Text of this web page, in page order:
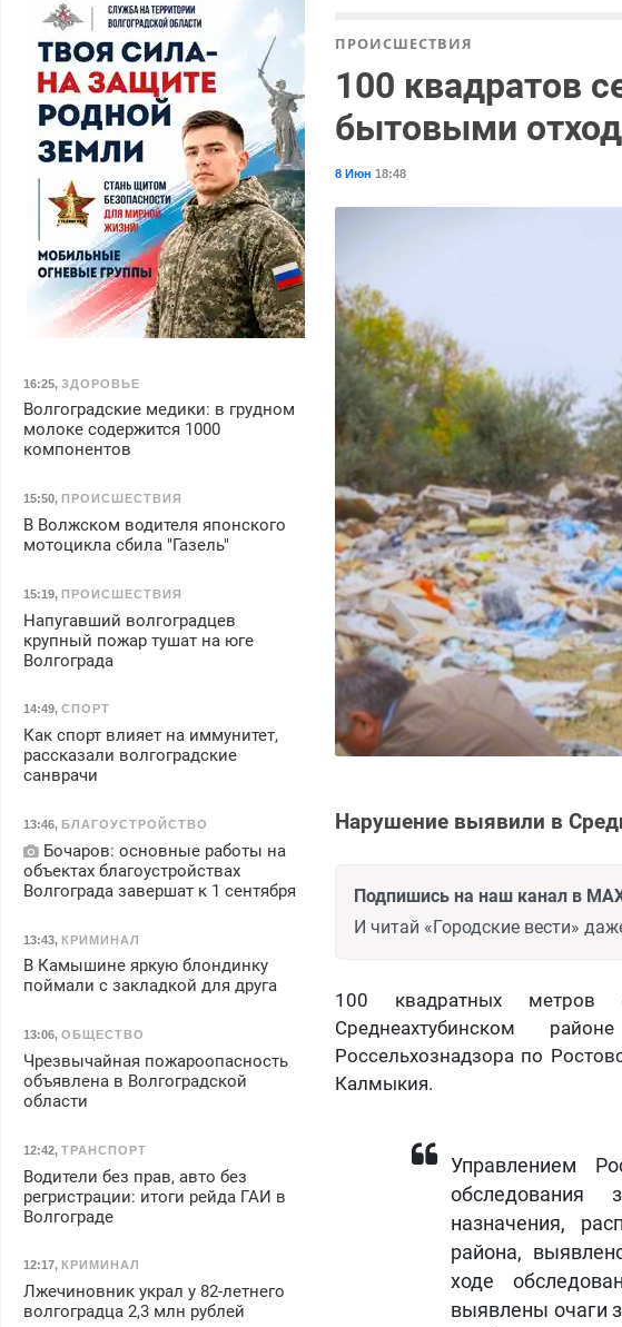
ПРОИСШЕСТВИЯ
100 квадратов
бытовыми
8 Июн 18:48
Нарушение выявили в
Подпишись на наш канал в
И читай «Городские вести»
100 квадратных метров
Среднеахтубинском
Россельхознадзора по
Калмыкия.
Управлением
обследования
назначения,
района,
ходе
выявлены очаги
16:25, ЗДОРОВЬЕ
Волгоградские медики: в грудном
молоке содержится 1000
компонентов
15:50, ПРОИСШЕСТВИЯ
В Волжском водителя японского
мотоцикла сбила "Газель"
15:19, ПРОИСШЕСТВИЯ
Напугавший волгоградцев
крупный пожар тушат на юге
Волгограда
14:49, СПОРТ
Как спорт влияет на иммунитет,
рассказали волгоградские
санврачи
13:46, БЛАГОУСТРОЙСТВО
Бочаров: основные работы на
объектах благоустройствах
Волгограда завершат к 1 сентября
13:43, КРИМИНАЛ
В Камышине яркую блондинку
поймали с закладкой для друга
13:06, ОБЩЕСТВО
Чрезвычайная пожароопасность
объявлена в Волгоградской
области
12:42, ТРАНСПОРТ
Водители без прав, авто без
регристрации: итоги рейда ГАИ в
Волгограде
12:17, КРИМИНАЛ
Лжечиновник украл у 82-летнего
волгоградца 2,3 млн рублей